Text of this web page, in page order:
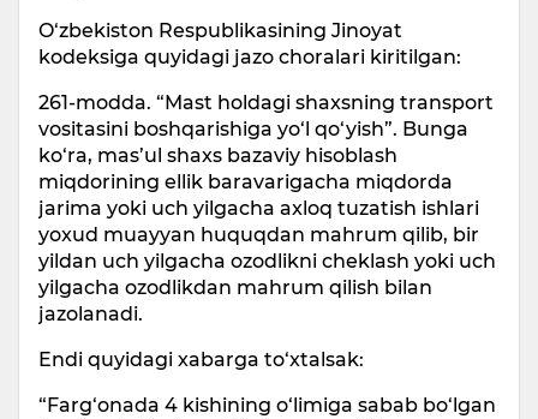
O‘zbekiston Respublikasining Jinoyat
kodeksiga quyidagi jazo choralari kiritilgan:
261-modda. “Mast holdagi shaxsning transport
vositasini boshqarishiga yo‘l qo‘yish”. Bunga
ko‘ra, mas’ul shaxs bazaviy hisoblash
miqdorining ellik baravarigacha miqdorda
jarima yoki uch yilgacha axloq tuzatish ishlari
yoxud muayyan huquqdan mahrum qilib, bir
yildan uch yilgacha ozodlikni cheklash yoki uch
yilgacha ozodlikdan mahrum qilish bilan
jazolanadi.
Endi quyidagi xabarga to‘xtalsak:
“Farg‘onada 4 kishining o‘limiga sabab bo‘lgan